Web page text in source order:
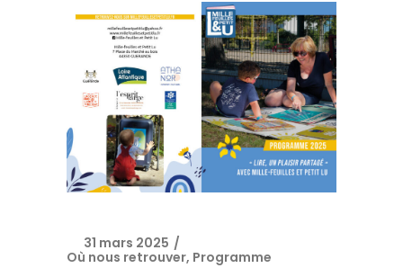
31 mars 2025
Où nous retrouver, Programme